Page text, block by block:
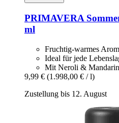
PRIMAVERA
ml
Fruchtig-warmes
Ideal für jede
Mit Neroli &
9,99 € (1.998,00 € / l)
Zustellung bis 12. August